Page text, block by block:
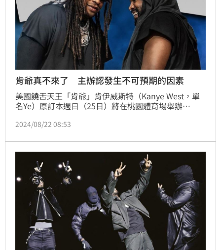
肯爺真不來了 主辦認發生不可預期的因素
美國饒舌天王「肯爺」肯伊威斯特（Kanye West，單
名Ye）原訂本週日（25日）將在桃園體育場舉辦
傳出活動取消，除深夜肯爺團隊發出聲明，表示演出取
汝珊
2024/08/22 08:53